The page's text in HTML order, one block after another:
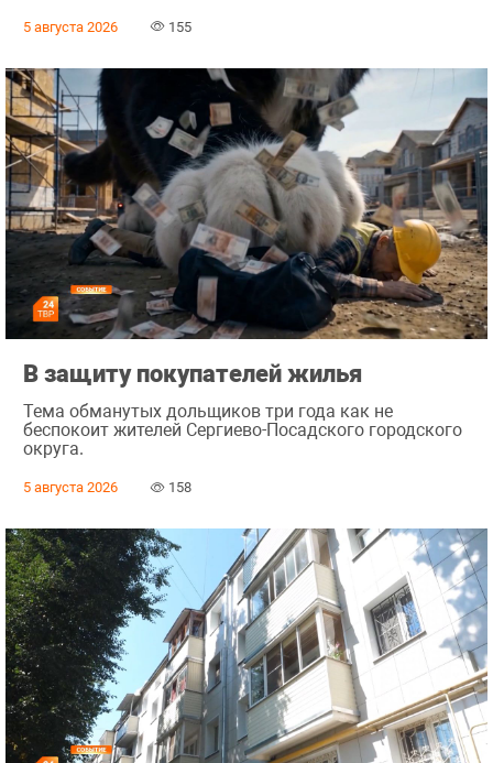
5 августа 2026 155
В защиту покупателей жилья
Тема обманутых дольщиков три года как не
беспокоит жителей Сергиево-Посадского городского
округа.
5 августа 2026 158